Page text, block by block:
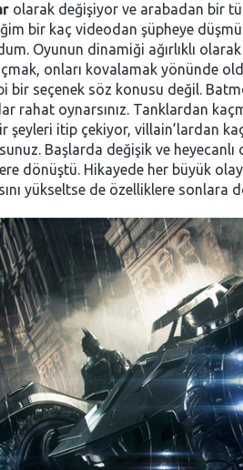
olarak değişiyor ve arabadan bir
bir kaç videodan şüpheye
Oyunun dinamiği ağırlıklı
onları kovalamak yönünde
bir seçenek söz konusu değil.
rahat oynarsınız. Tanklardan
şeyleri itip çekiyor, villain’lardan
Başlarda değişik ve
dönüştü. Hikayede her büyük
yükseltse de özelliklere sonlara